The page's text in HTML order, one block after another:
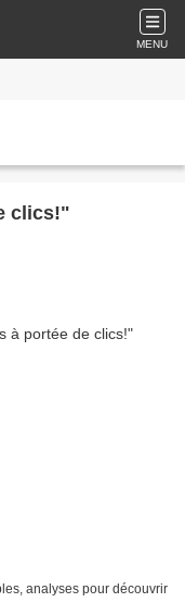
MENU
clics!"
analyses pour découvrir